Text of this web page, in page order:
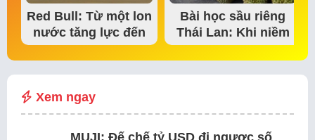
Red Bull: Từ một lon
nước tăng lực đến
đế chế thể…
Bài học sầu riêng
Thái Lan: Khi niềm
tin thị trường bắt…
Xem ngay